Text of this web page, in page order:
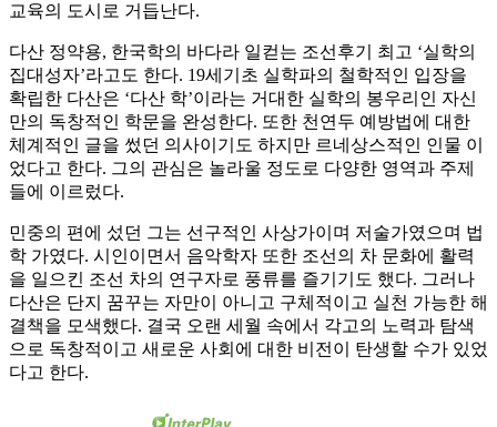
교육의 도시로 거듭난다.
다산 정약용, 한국학의 바다라 일컫는 조선후기 최고 ‘실학의
집대성자’라고도 한다. 19세기초 실학파의 철학적인 입장을
확립한 다산은 ‘다산 학’이라는 거대한 실학의 봉우리인 자신
만의 독창적인 학문을 완성한다. 또한 천연두 예방법에 대한
체계적인 글을 썼던 의사이기도 하지만 르네상스적인 인물 이
었다고 한다. 그의 관심은 놀라울 정도로 다양한 영역과 주제
들에 이르렀다.
민중의 편에 섰던 그는 선구적인 사상가이며 저술가였으며 법
학 가였다. 시인이면서 음악학자 또한 조선의 차 문화에 활력
을 일으킨 조선 차의 연구자로 풍류를 즐기기도 했다. 그러나
다산은 단지 꿈꾸는 자만이 아니고 구체적이고 실천 가능한 해
결책을 모색했다. 결국 오랜 세월 속에서 각고의 노력과 탐색
으로 독창적이고 새로운 사회에 대한 비전이 탄생할 수가 있었
다고 한다.